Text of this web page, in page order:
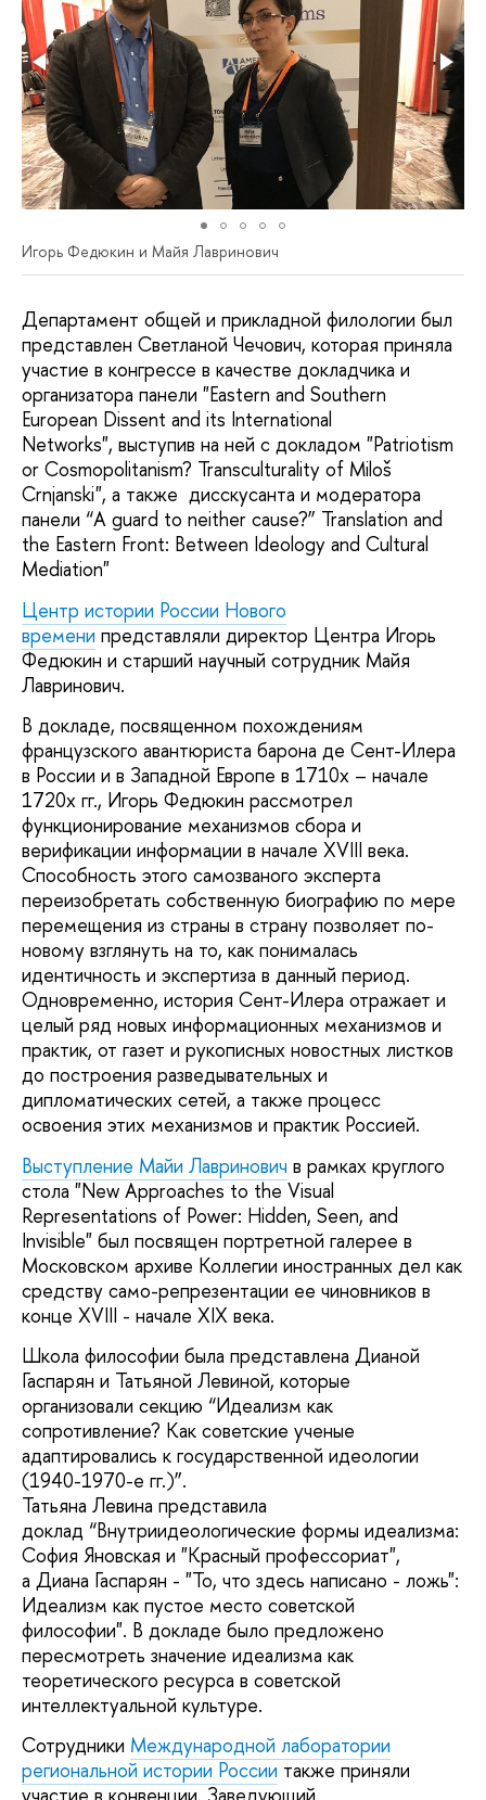
Игорь Федюкин и Майя Лавринович
Департамент общей и прикладной филологии был
представлен Светланой Чечович, которая приняла
участие в конгрессе в качестве докладчика и
организатора панели "Eastern and Southern
European Dissent and its International
Networks", выступив на ней с докладом "Patriotism
or Cosmopolitanism? Transculturality of Miloš
Crnjanski", а также дисскусанта и модератора
панели “A guard to neither cause?” Translation and
the Eastern Front: Between Ideology and Cultural
Mediation"
Центр истории России Нового
времени представляли директор Центра Игорь
Федюкин и старший научный сотрудник Майя
Лавринович.
В докладе, посвященном похождениям
французского авантюриста барона де Сент-Илера
в России и в Западной Европе в 1710х – начале
1720х гг., Игорь Федюкин рассмотрел
функционирование механизмов сбора и
верификации информации в начале XVIII века.
Способность этого самозваного эксперта
переизобретать собственную биографию по мере
перемещения из страны в страну позволяет по-
новому взглянуть на то, как понималась
идентичность и экспертиза в данный период.
Одновременно, история Сент-Илера отражает и
целый ряд новых информационных механизмов и
практик, от газет и рукописных новостных листков
до построения разведывательных и
дипломатических сетей, а также процесс
освоения этих механизмов и практик Россией.
Выступление Майи Лавринович в рамках круглого
стола "New Approaches to the Visual
Representations of Power: Hidden, Seen, and
Invisible" был посвящен портретной галерее в
Московском архиве Коллегии иностранных дел как
средству само-репрезентации ее чиновников в
конце XVIII - начале XIX века.
Школа философии была представлена Дианой
Гаспарян и Татьяной Левиной, которые
организовали секцию “Идеализм как
сопротивление? Как советские ученые
адаптировались к государственной идеологии
(1940-1970-е гг.)”.
Татьяна Левина представила
доклад “Внутриидеологические формы идеализма:
София Яновская и "Красный профессориат",
а Диана Гаспарян - "То, что здесь написано - ложь":
Идеализм как пустое место советской
философии". В докладе было предложено
пересмотреть значение идеализма как
теоретического ресурса в советской
интеллектуальной культуре.
Сотрудники Международной лаборатории
региональной истории России также приняли